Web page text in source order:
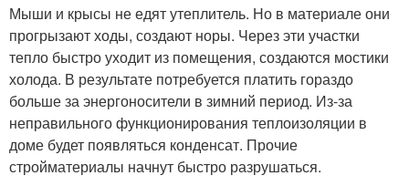
Мыши и крысы не едят утеплитель. Но в материале они
прогрызают ходы, создают норы. Через эти участки
тепло быстро уходит из помещения, создаются мостики
холода. В результате потребуется платить гораздо
больше за энергоносители в зимний период. Из-за
неправильного функционирования теплоизоляции в
доме будет появляться конденсат. Прочие
стройматериалы начнут быстро разрушаться.